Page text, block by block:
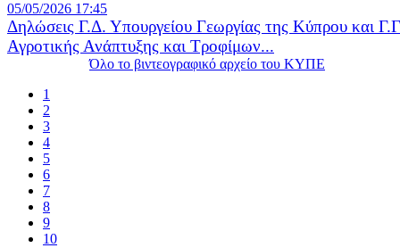
05/05/2026 17:45
Δηλώσεις Γ.Δ. Υπουργείου Γεωργίας της Κύπρου και
Αγροτικής Ανάπτυξης και Τροφίμων...
Όλο το βιντεογραφικό αρχείο του ΚΥΠΕ
1
2
3
4
5
6
7
8
9
10